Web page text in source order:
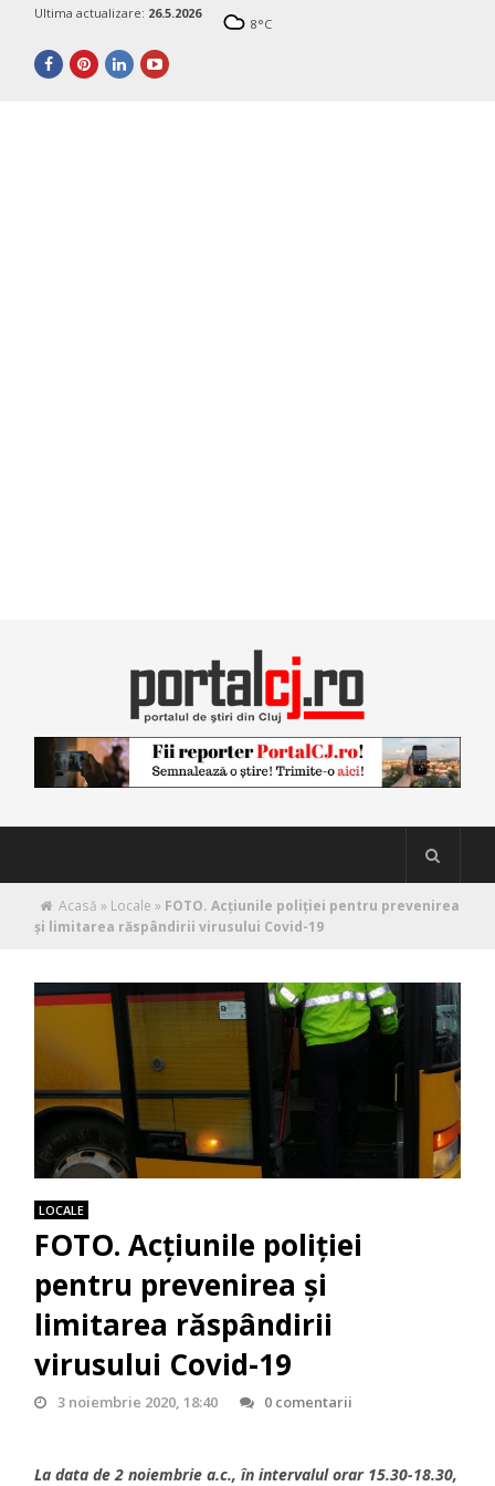
Ultima actualizare: 26.5.2026
8°C
Acasă » Locale » FOTO. Acțiunile poliției pentru prevenirea
și limitarea răspândirii virusului Covid-19
LOCALE
FOTO. Acțiunile poliției
pentru prevenirea și
limitarea răspândirii
virusului Covid-19
3 noiembrie 2020, 18:40 0 comentarii
La data de 2 noiembrie a.c., în intervalul orar 15.30-18.30,